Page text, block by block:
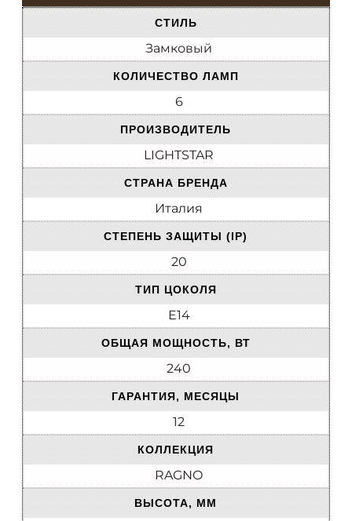
СТИЛЬ
Замковый
КОЛИЧЕСТВО ЛАМП
6
ПРОИЗВОДИТЕЛЬ
LIGHTSTAR
СТРАНА БРЕНДА
Италия
СТЕПЕНЬ ЗАЩИТЫ (IP)
20
ТИП ЦОКОЛЯ
E14
ОБЩАЯ МОЩНОСТЬ, ВТ
240
ГАРАНТИЯ, МЕСЯЦЫ
12
КОЛЛЕКЦИЯ
RAGNO
ВЫСОТА, ММ